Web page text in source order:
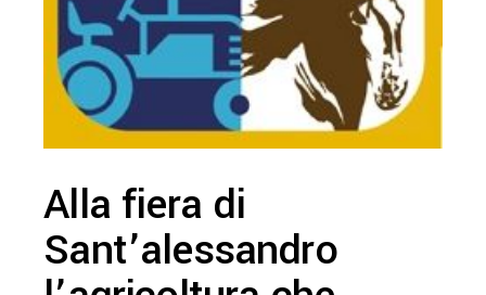
Alla fiera di
Sant’alessandro